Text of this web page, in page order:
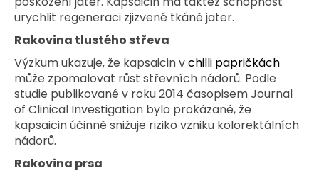
urychlit regeneraci zjizvené tkáně jater.
Rakovina tlustého střeva
Výzkum ukazuje, že kapsaicin vchilli papričkách
může zpomalovat růst střevních nádorů. Podle
studie publikované v roku 2014 časopisem Journal
of Clinical Investigation bylo prokázané, že
kapsaicin účinně snižuje riziko vzniku kolorektálních
nádorů.
Rakovina prsa